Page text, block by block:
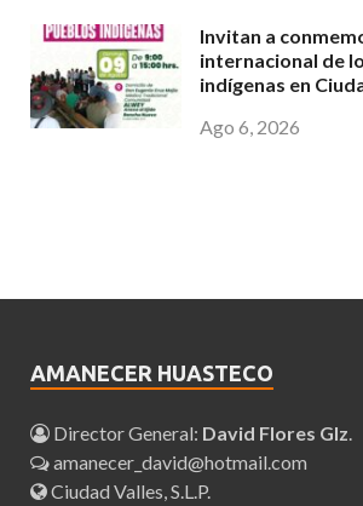
Invitan a
internacional de
indígenas en
Ago 6, 2026
AMANECER HUASTECO
Director General: David Flores Glz.
amanecer_david@hotmail.com
Ciudad Valles, S.L.P.